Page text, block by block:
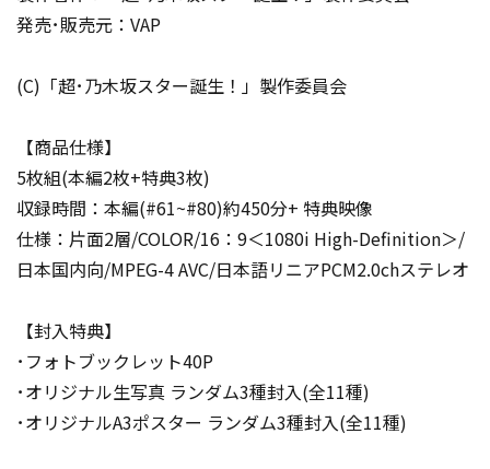
発売･販売元：VAP
(C)「超･乃木坂スター誕生！」製作委員会
【商品仕様】
5枚組(本編2枚+特典3枚)
収録時間：本編(#61~#80)約450分+ 特典映像
仕様：片面2層/COLOR/16：9＜1080i High-Definition＞/
日本国内向/MPEG-4 AVC/日本語リニアPCM2.0chステレオ
【封入特典】
･フォトブックレット40P
･オリジナル生写真 ランダム3種封入(全11種)
･オリジナルA3ポスター ランダム3種封入(全11種)